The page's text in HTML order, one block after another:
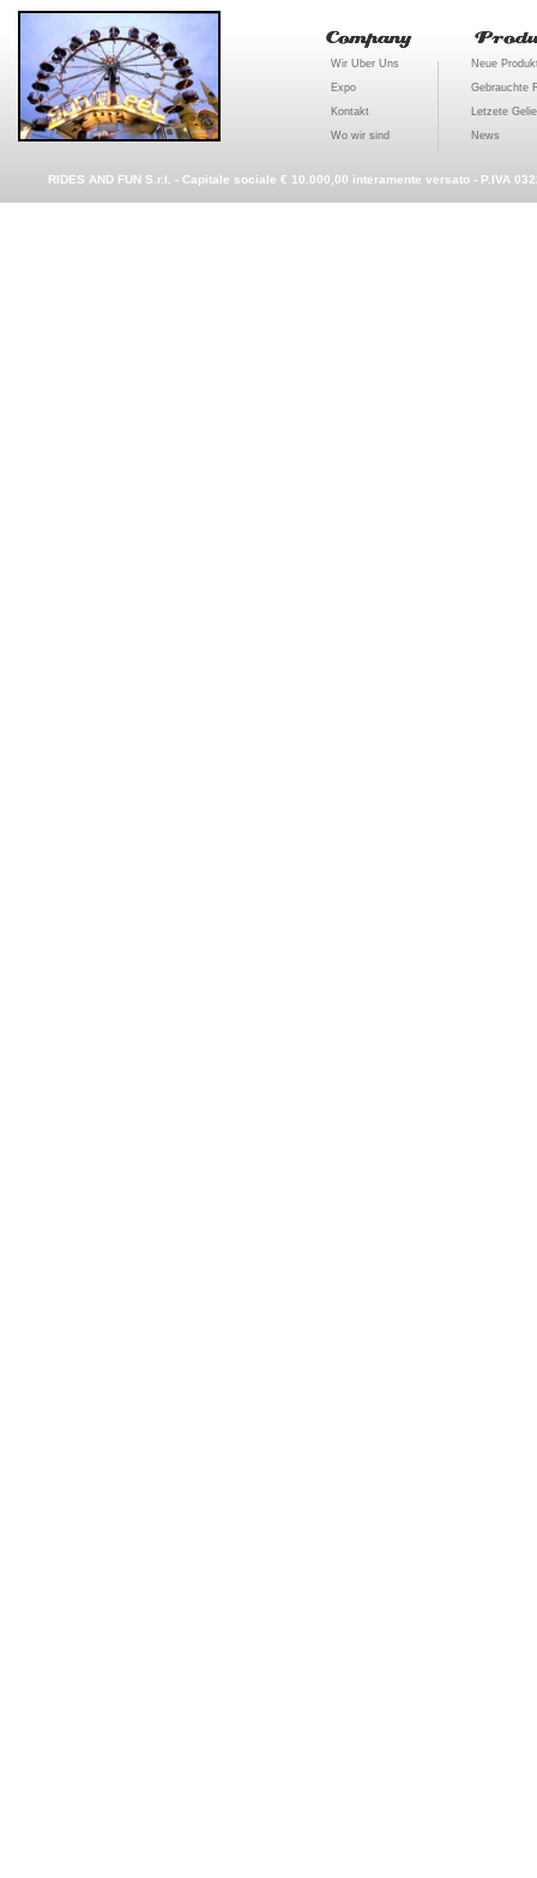
Wir Uber Uns
Expo
Kontakt
Wo wir sind
Neue
Gebrauchte
Letzete
News
RIDES AND FUN S.r.l. - Capitale sociale € 10.000,00 interamente versato - P.IVA